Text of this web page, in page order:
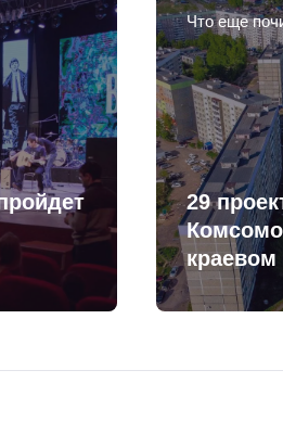
Что еще
29
краевом